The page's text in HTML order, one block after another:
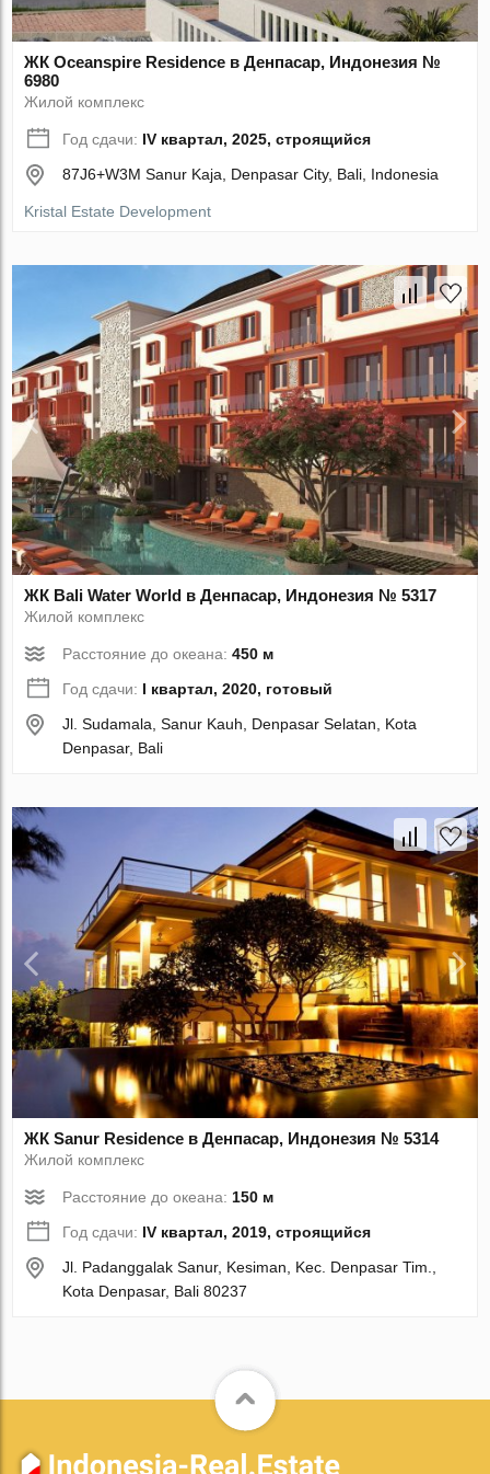
ЖК Oceanspire Residence в Денпасар, Индонезия №
6980
Жилой комплекс
Год сдачи: IV квартал, 2025, строящийся
87J6+W3M Sanur Kaja, Denpasar City, Bali, Indonesia
Kristal Estate Development
ЖК Bali Water World в Денпасар, Индонезия № 5317
Жилой комплекс
Расстояние до океана:450 м
Год сдачи: I квартал, 2020, готовый
Jl. Sudamala, Sanur Kauh, Denpasar Selatan, Kota
Denpasar, Bali
ЖК Sanur Residence в Денпасар, Индонезия № 5314
Жилой комплекс
Расстояние до океана: 150 м
Год сдачи: IV квартал, 2019, строящийся
Jl. Padanggalak Sanur, Kesiman, Kec. Denpasar Tim.,
Kota Denpasar, Bali 80237